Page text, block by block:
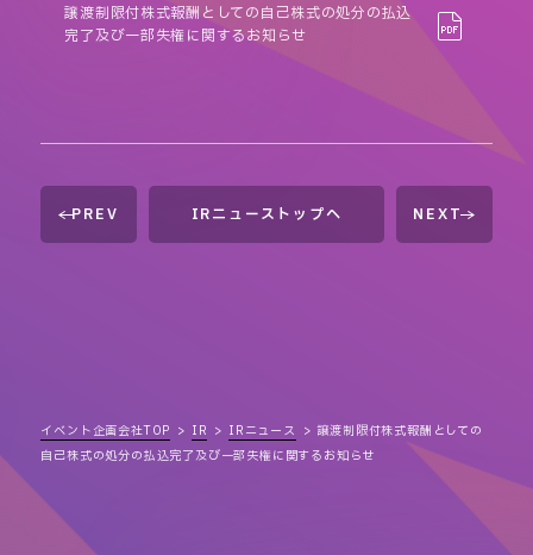
譲渡制限付株式報酬としての自己株式の処分の払込
完了及び一部失権に関するお知らせ
PREV IRニューストップへ NEXT
イベント企画会社TOP IR IRニュース
譲渡制限付株式報酬としての
自己株式の処分の払込完了及び一部失権に関するお知らせ